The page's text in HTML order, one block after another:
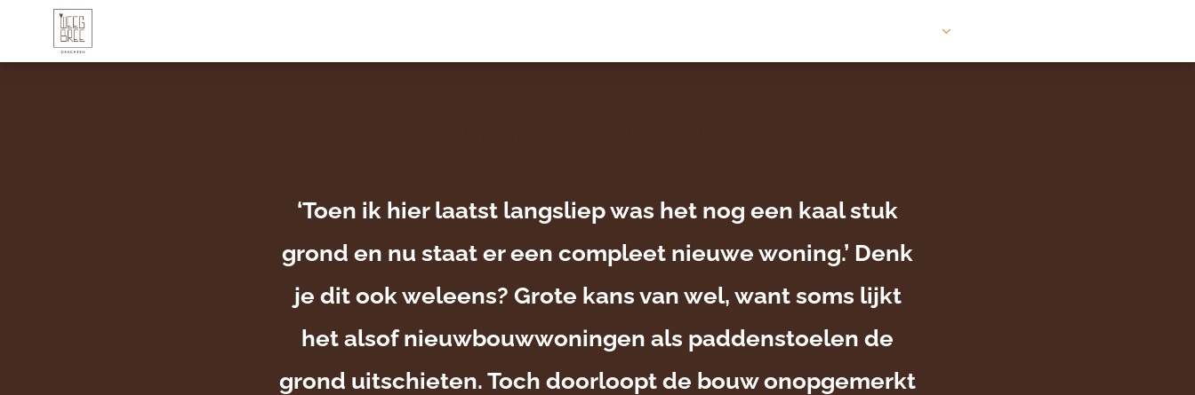
‘Toen ik hier laatst langsliep was het nog een kaal stuk
grond en nu staat er een compleet nieuwe woning.’ Denk
je dit ook weleens? Grote kans van wel, want soms lijkt
het alsof nieuwbouwwoningen als paddenstoelen de
grond uitschieten. Toch doorloopt de bouw onopgemerkt